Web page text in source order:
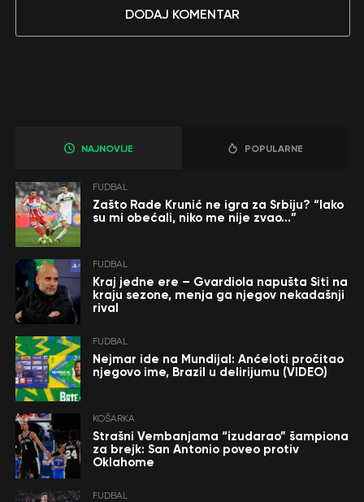
DODAJ KOMENTAR
NAJNOVIJE POPULARNE
FUDBAL
Zašto Rade Krunić ne igra za Srbiju? “Iako
su mi obećali, niko me nije zvao…”
FUDBAL
Kraj jedne ere – Gvardiola napušta Siti na
kraju sezone, menja ga njegov nekadašnji
rival
FUDBAL
Nejmar ide na Mundijal: Anćeloti pročitao
njegovo ime, Brazil u delirijumu (VIDEO)
KOŠARKA
Strašni Vembanjama “izudarao” šampiona
za brejk: San Antonio poveo protiv
Oklahome
FUDBAL